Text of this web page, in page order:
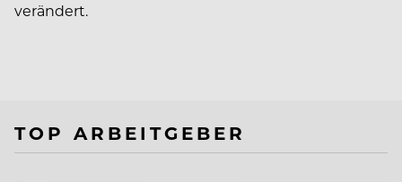
verändert.
TOP ARBEITGEBER